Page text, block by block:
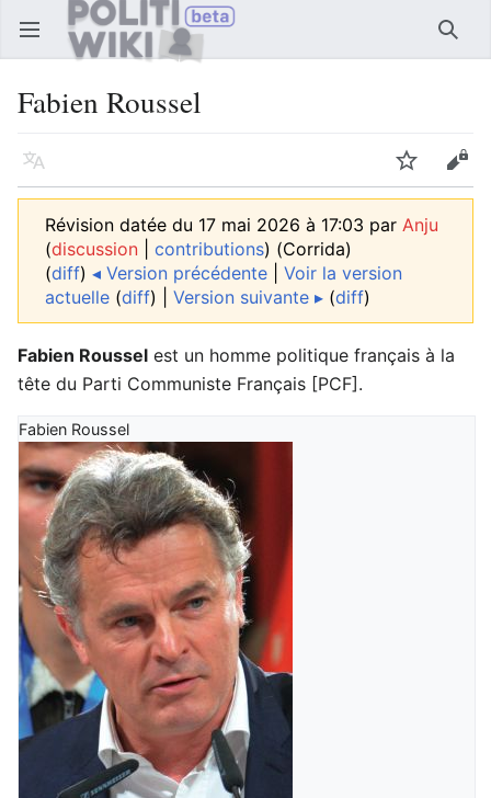
Ouvrir le menu principal
Fabien Roussel
Langue Suivre
Révision datée du 17 mai 2026 à 17:03 par Anju
(discussion contributions) (Corrida)
(diff) ◂ Version précédente
Voir la version
actuelle (diff) | Version suivante ▸ (diff)
Fabien Roussel est un homme politique français à la
tête du Parti Communiste Français [PCF].
Fabien Roussel